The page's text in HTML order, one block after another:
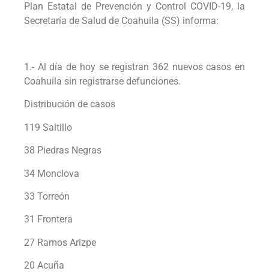
Plan Estatal de Prevención y Control COVID-19, la
Secretaría de Salud de Coahuila (SS) informa:
1.- Al día de hoy se registran 362 nuevos casos en
Coahuila sin registrarse defunciones.
Distribución de casos
119 Saltillo
38 Piedras Negras
34 Monclova
33 Torreón
31 Frontera
27 Ramos Arizpe
20 Acuña